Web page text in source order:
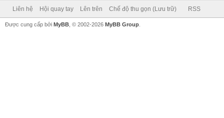
Liên hệ Hội quay tay Lên trên Chế độ thu gọn (Lưu trữ) RSS
Được cung cấp bởi MyBB , © 2002-2026 MyBB Group